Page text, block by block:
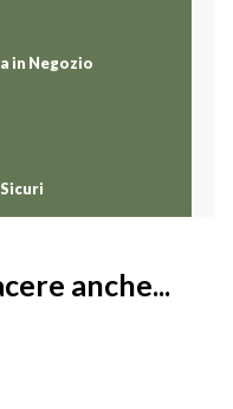
in Negozio
anche...